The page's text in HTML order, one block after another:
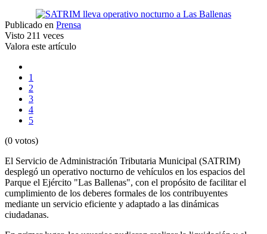
Publicado en Prensa
Visto 211 veces
Valora este artículo
1
2
3
4
5
(0 votos)
El Servicio de Administración Tributaria Municipal (SATRIM)
desplegó un operativo nocturno de vehículos en los espacios del
Parque el Ejército "Las Ballenas", con el propósito de facilitar el
cumplimiento de los deberes formales de los contribuyentes
mediante un servicio eficiente y adaptado a las dinámicas
ciudadanas.